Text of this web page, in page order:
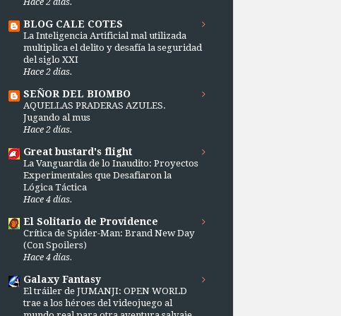
BLOG CALE COTES
La Inteligencia Artificial mal utilizada
multiplica el delito y desafía la seguridad
del siglo XXI
Hace 2 días.
SEÑOR DEL BIOMBO
AQUELLAS PRADERAS AZULES.
Jugando al mus
Hace 2 días.
Great bustard's flight
La Vanguardia de lo Inaudito: Proyectos
Experimentales que Desafiaron la
Lógica Táctica
Hace 4 días.
El Solitario de Providence
Crítica de Spider-Man: Brand New Day
(Con Spoilers)
Hace 4 días.
Galaxy Fantasy
El tráiler de JUMANJI: OPEN WORLD
trae a los héroes del videojuego al